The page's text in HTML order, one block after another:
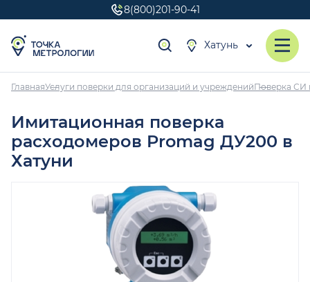
8(800)201-90-41
Хатунь
ГлавнаяУслуги поверки для организаций и учрежденийПоверка СИ
Имитационная поверка
расходомеров Promag ДУ200 в
Хатуни